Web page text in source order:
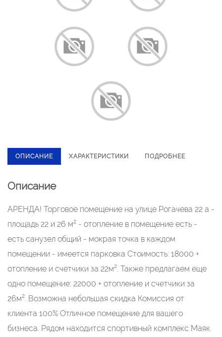
ОПИСАНИЕ ХАРАКТЕРИСТИКИ ПОДРОБНЕЕ
Описание
АРЕНДА! Торговое помещение на улице Рогачева 22 а -
площадь 22 и 26 м² - отопление в помещение есть -
есть санузел общий - мокрая точка в каждом
помещении - имеется парковка Стоимость: 18000 +
отопление и счетчики за 22м². Также предлагаем еще
одно помещение: 22000 + отопление и счетчики за
26м². Возможна небольшая скидка Комиссия от
клиента 100% Отличное помещение для вашего
бизнеса. Рядом находится спортивный комплекс Маяк.